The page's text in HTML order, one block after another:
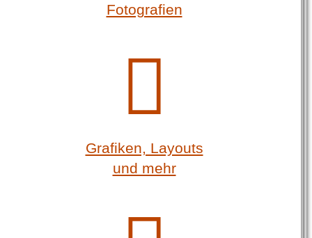
Fotografien
Grafiken, Layouts
und mehr